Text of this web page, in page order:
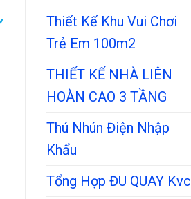
Thiết Kế Khu Vui Chơi
Trẻ Em 100m2
THIẾT KẾ NHÀ LIÊN
HOÀN CAO 3 TẦNG
Thú Nhún Điện Nhập
Khẩu
Tổng Hợp ĐU QUAY Kvc